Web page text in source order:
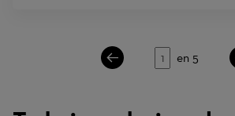
Páginaen 5